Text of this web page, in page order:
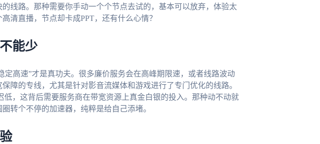
线路。那种需要你手动一个个节点去试的，基本可以放弃，体验太
清直播，节点却卡成PPT，还有什么心情？
能少
定高速”才是真功夫。很多廉价服务会在高峰期限速，或者线路波动
障的专线，尤其是针对影音流媒体和游戏进行了专门优化的线路。
低，这背后需要服务商在带宽资源上真金白银的投入。那种动不动就
转个不停的加速器，纯粹是给自己添堵。